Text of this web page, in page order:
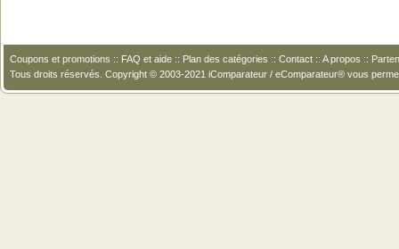
Coupons et promotions :: FAQ et aide :: Plan des catégories :: Contact :: A propos ::
Tous droits réservés. Copyright © 2003-2021 iComparateur / eComparateur® vous